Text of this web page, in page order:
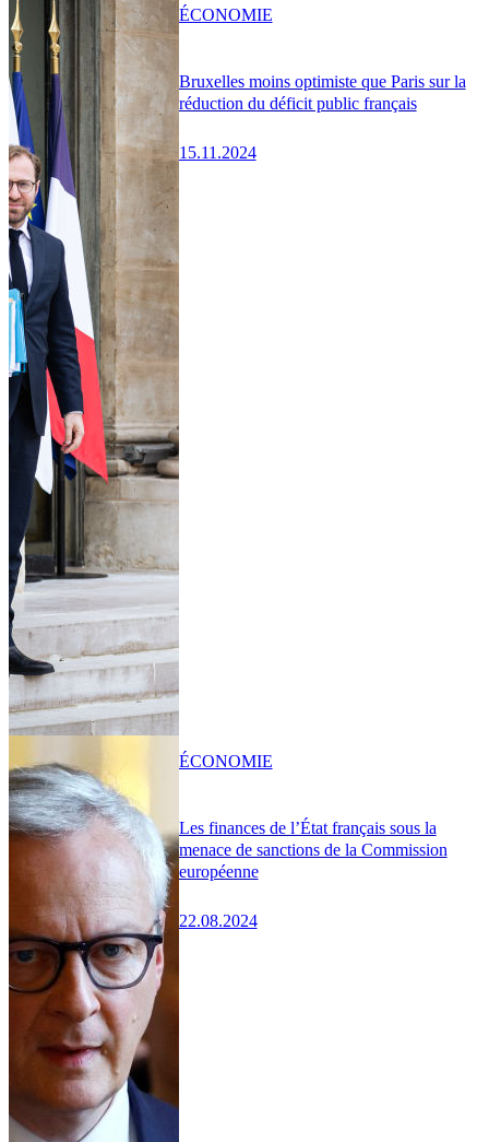
Bruxelles moins optimiste que Paris sur la
réduction du déficit public français
15.11.2024
ÉCONOMIE
Les finances de l’État français sous la
menace de sanctions de la Commission
européenne
22.08.2024
ÉCONOMIE